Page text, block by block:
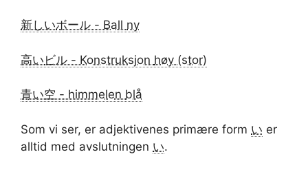
新しいボール - Ball ny
高い ビル - Konstruksjon høy (stor)
青い空 - himmelen blå
Som vi ser, er adjektivenes primære form い er
alltid med avslutningen い.